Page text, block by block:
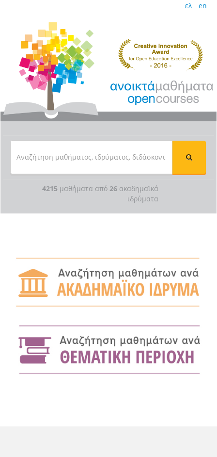
ελ en
4215 μαθήματα από 26 ακαδημαϊκά
ιδρύματα